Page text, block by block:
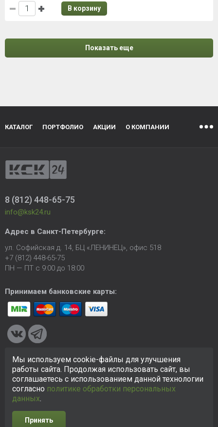
В корзину
Показать еще
КАТАЛОГ ПОРТФОЛИО АКЦИИ О КОМПАНИИ
8 (812) 448-65-75
info@ksk24.ru
Адрес в Санкт-Петербурге:
ул. Софийская д. 14, БЦ «ЛЕНИНЕЦ», офис 518
+7 (812) 448-65-75
ПН — ПТ с 9:00 до 18:00
Принимаем банковские карты:
© 2005-2026 ООО «КСК». Сайтhttps://ksk24.ruсоздан
исключительно в информационных целях и любая информация
на сайте не является публичной офертой.Политика в
отношении персональных данных
Разработка сайта
Мы используем cookie-файлы для улучшения
работы сайта. Продолжая использовать сайт, вы
соглашаетесь с использованием данной технологии
согласно политике обработки персональных
данных.
Принять